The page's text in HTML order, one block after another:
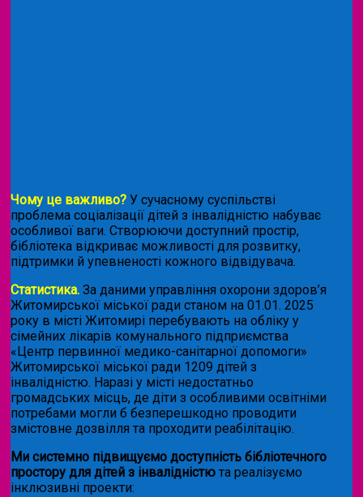
Чому це важливо? У сучасному суспільстві
проблема соціалізації дітей з інвалідністю набуває
особливої ваги. Створюючи доступний простір,
бібліотека відкриває можливості для розвитку,
підтримки й упевненості кожного відвідувача.
Статистика. За даними управління охорони здоров’я
Житомирської міської ради станом на 01.01. 2025
року в місті Житомирі перебувають на обліку у
сімейних лікарів комунального підприємства
«Центр первинної медико-санітарної допомоги»
Житомирської міської ради 1209 дітей з
інвалідністю. Наразі у місті недостатньо
громадських місць, де діти з особливими освітніми
потребами могли б безперешкодно проводити
змістовне дозвілля та проходити реабілітацію.
Ми системно підвищуємо доступність бібліотечного
простору для дітей з інвалідністю та реалізуємо
інклюзивні проекти: